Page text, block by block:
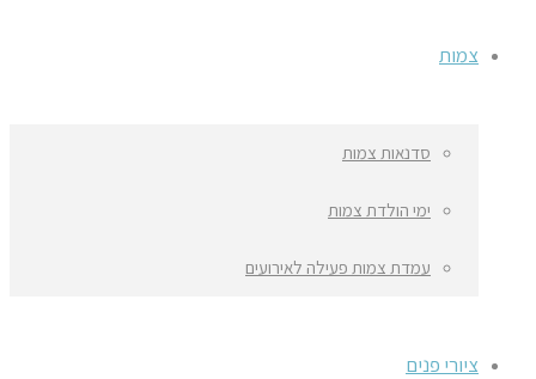
צמות
סדנאות צמות
ימי הולדת צמות
עמדת צמות פעילה לאירועים
ציורי פנים